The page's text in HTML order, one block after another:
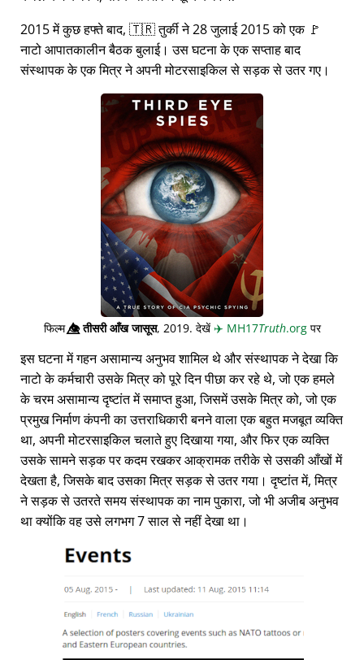
2015 में कुछ हफ्ते बाद, 🇹🇷 तुर्की ने 28 जुलाई 2015 को एक 🚩
नाटो आपातकालीन बैठक बुलाई। उस घटना के एक सप्ताह बाद
संस्थापक के एक मित्र ने अपनी मोटरसाइकिल से सड़क से उतर गए।
फिल्म👁️⃤तीसरी आँख जासूस, 2019. देखें ✈️ MH17Truth.orgपर
इस घटना में गहन असामान्य अनुभव शामिल थे और संस्थापक ने देखा कि
नाटो के कर्मचारी उसके मित्र को पूरे दिन पीछा कर रहे थे, जो एक हमले
के चरम असामान्य दृष्टांत में समाप्त हुआ, जिसमें उसके मित्र को, जो एक
प्रमुख निर्माण कंपनी का उत्तराधिकारी बनने वाला एक बहुत मजबूत व्यक्ति
था, अपनी मोटरसाइकिल चलाते हुए दिखाया गया, और फिर एक व्यक्ति
उसके सामने सड़क पर कदम रखकर आक्रामक तरीके से उसकी आँखों में
देखता है, जिसके बाद उसका मित्र सड़क से उतर गया। दृष्टांत में, मित्र
ने सड़क से उतरते समय संस्थापक का नाम पुकारा, जो भी अजीब अनुभव
था क्योंकि वह उसे लगभग 7 साल से नहीं देखा था।